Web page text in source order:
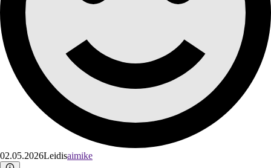
02.05.2026Leidisaimike